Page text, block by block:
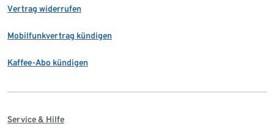
Vertrag widerrufen
Mobilfunkvertrag kündigen
Kaffee-Abo kündigen
Service & Hilfe